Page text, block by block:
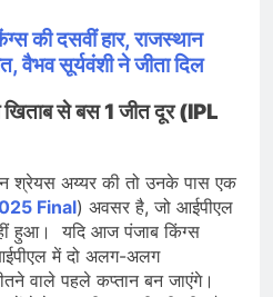
की दसवीं हार, राजस्थान
वैभव सूर्यवंशी ने जीता दिल
से बस 1 जीत दूर (IPL
श्रेयस अय्यर की तो उनके पास एक
Final) अवसर है, जो आईपीएल
हुआ। यदि आज पंजाब किंग्स
में दो अलग-अलग
वाले पहले कप्तान बन जाएंगे।